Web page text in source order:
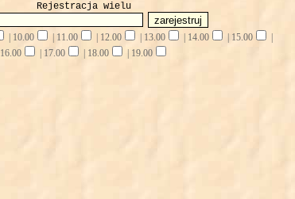
Rejestracja wielu
10.00 11.00 12.00 13.00 14.00 15.00
16.00
17.00 18.00 19.00